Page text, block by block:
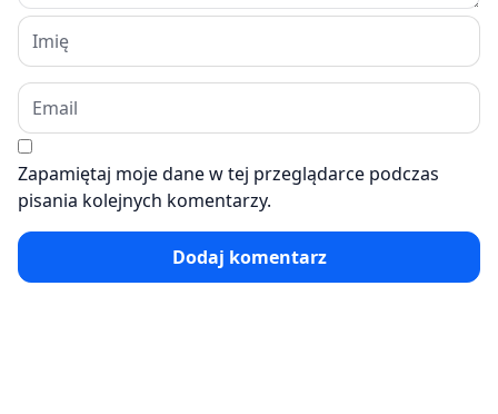
Zapamiętaj moje dane w tej przeglądarce podczas
pisania kolejnych komentarzy.
Dodaj komentarz